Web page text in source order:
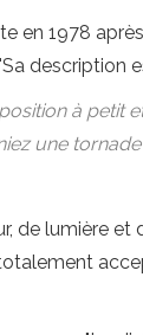
1978
description
à
une
de lumière